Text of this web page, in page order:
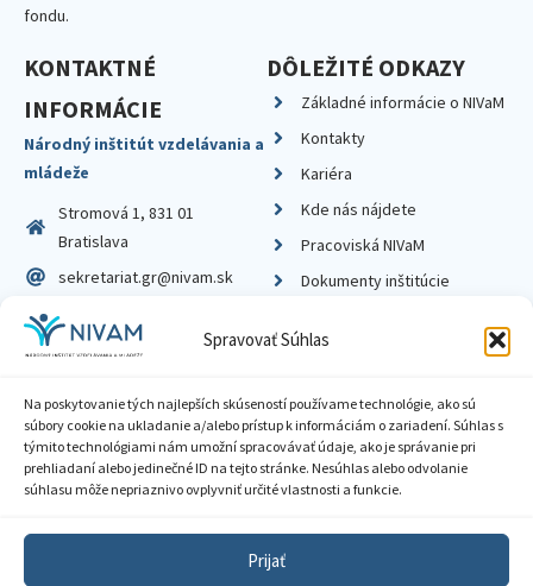
Spravovať Súhlas
Na poskytovanie tých najlepších skúseností používame technológie, ako sú
súbory cookie na ukladanie a/alebo prístup k informáciám o zariadení. Súhlas s
týmito technológiami nám umožní spracovávať údaje, ako je správanie pri
prehliadaní alebo jedinečné ID na tejto stránke. Nesúhlas alebo odvolanie
súhlasu môže nepriaznivo ovplyvniť určité vlastnosti a funkcie.
Prijať
fondu.
KONTAKTNÉ
INFORMÁCIE
Národný inštitút vzdelávania a
mládeže
Stromová 1, 831 01
Bratislava
sekretariat.gr@nivam.sk
IČO: 00164348
DIČ: 2020798714
DÔLEŽITÉ ODKAZY
Základné informácie o NIVaM
Kontakty
Kariéra
Kde nás nájdete
Pracoviská NIVaM
Dokumenty inštitúcie
Zásady ochrany súkromia
Sprístupnenie informácií